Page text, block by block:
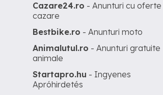
Cazare24.ro - Anunturi cu oferte
cazare
Bestbike.ro - Anunturi moto
Animalutul.ro - Anunturi gratuite
animale
Startapro.hu - Ingyenes
Apróhirdetés